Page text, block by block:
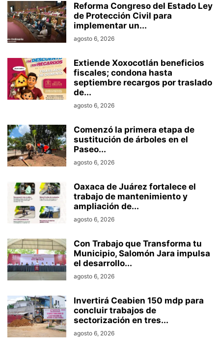
Reforma Congreso del Estado Ley
de Protección Civil para
implementar un...
agosto 6, 2026
Extiende Xoxocotlán beneficios
fiscales; condona hasta
septiembre recargos por traslado
de...
agosto 6, 2026
Comenzó la primera etapa de
sustitución de árboles en el
Paseo...
agosto 6, 2026
Oaxaca de Juárez fortalece el
trabajo de mantenimiento y
ampliación de...
agosto 6, 2026
Con Trabajo que Transforma tu
Municipio, Salomón Jara impulsa
el desarrollo...
agosto 6, 2026
Invertirá Ceabien 150 mdp para
concluir trabajos de
sectorización en tres...
agosto 6, 2026